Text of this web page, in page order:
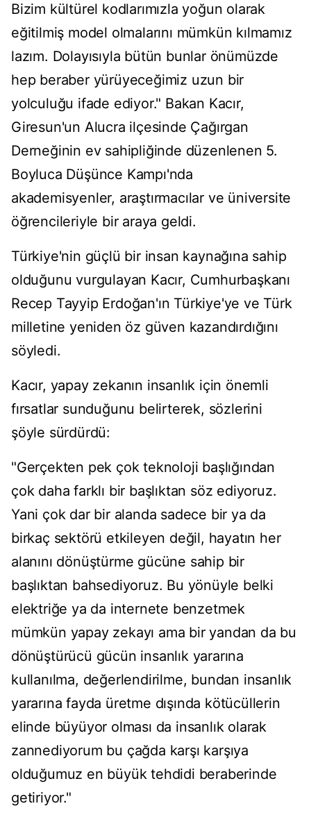
Bizim kültürel kodlarımızla yoğun olarak
eğitilmiş model olmalarını mümkün kılmamız
lazım. Dolayısıyla bütün bunlar önümüzde
hep beraber yürüyeceğimiz uzun bir
yolculuğu ifade ediyor." Bakan Kacır,
Giresun'un Alucra ilçesinde Çağırgan
Derneğinin ev sahipliğinde düzenlenen 5.
Boyluca Düşünce Kampı'nda
akademisyenler, araştırmacılar ve üniversite
öğrencileriyle bir araya geldi.
Türkiye'nin güçlü bir insan kaynağına sahip
olduğunu vurgulayan Kacır, Cumhurbaşkanı
Recep Tayyip Erdoğan'ın Türkiye'ye ve Türk
milletine yeniden öz güven kazandırdığını
söyledi.
Kacır, yapay zekanın insanlık için önemli
fırsatlar sunduğunu belirterek, sözlerini
şöyle sürdürdü:
"Gerçekten pek çok teknoloji başlığından
çok daha farklı bir başlıktan söz ediyoruz.
Yani çok dar bir alanda sadece bir ya da
birkaç sektörü etkileyen değil, hayatın her
alanını dönüştürme gücüne sahip bir
başlıktan bahsediyoruz. Bu yönüyle belki
elektriğe ya da internete benzetmek
mümkün yapay zekayı ama bir yandan da bu
dönüştürücü gücün insanlık yararına
kullanılma, değerlendirilme, bundan insanlık
yararına fayda üretme dışında kötücüllerin
elinde büyüyor olması da insanlık olarak
zannediyorum bu çağda karşı karşıya
olduğumuz en büyük tehdidi beraberinde
getiriyor."